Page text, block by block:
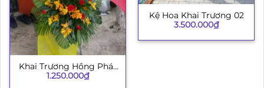
Khai Trương Hồng Phát
H008
1.250.000₫
Kệ Hoa Khai Trương 02
3.500.000₫